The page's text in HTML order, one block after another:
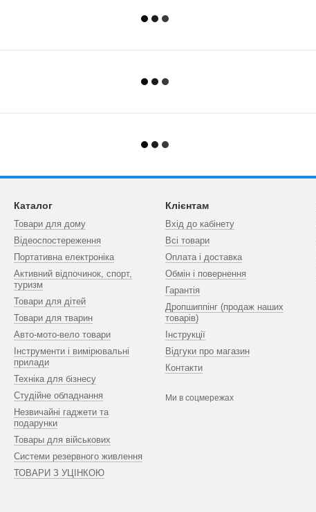
Каталог
Товари для дому
Відеоспостереження
Портативна електроніка
Активний відпочинок, спорт,
туризм
Товари для дітей
Товари для тварин
Авто-мото-вело товари
Інструменти і вимірювальні
прилади
Техніка для бізнесу
Студійне обладнання
Незвичайні гаджети та
подарунки
Товары для військових
Системи резервного живлення
ТОВАРИ З УЦІНКОЮ
Клієнтам
Вхід до кабінету
Всі товари
Оплата і доставка
Обмін і повернення
Гарантія
Дропшиппінг (продаж наших
товарів)
Інструкції
Відгуки про магазин
Контакти
Ми в соцмережах